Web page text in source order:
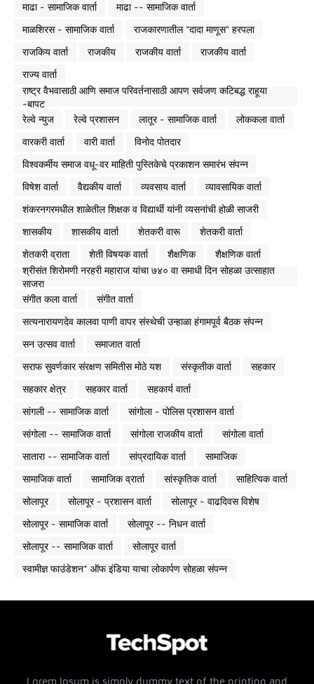
माढा - सामाजिक वार्ता
माढा -- सामाजिक वार्ता
माळशिरस - सामाजिक वार्ता
राजकारणातील "दादा माणूस" हरपला
राजकिय वार्ता
राजकीय राजकीय वार्ता
राजकीय वार्ता
राज्य वार्ता
राष्ट्र वैभवासाठी आणि समाज परिवर्तनासाठी आपण सर्वजण कटिबद्ध राहूया
-बापट
रेल्वे न्युज
रेल्वे प्रशासन लातूर - सामाजिक वार्ता
लोककला वार्ता
वारकरी वार्ता
वारी वार्ता
विनोद पोतदार
विश्वकर्मीय समाज वधू-वर माहिती पुस्तिकेचे प्रकाशन समारंभ संपन्न
विषेश वार्ता
वैद्यकीय वार्ता व्यवसाय वार्ता
व्यावसायिक वार्ता
शंकरनगरमधील शाळेतील शिक्षक व विद्यार्थी यांनी व्यसनांची होळी साजरी
शासकीय
शासकीय वार्ता शेतकरी वारू
शेतकरी वार्ता
शेतकरी व्राता
शेती विषयक वार्ता शैक्षणिक
शैक्षणिक वार्ता
श्रीसंत शिरोमणी नरहरी महाराज यांचा ७४० वा समाधी दिन सोहळा उत्साहात
साजरा
संगीत कला वार्ता
संगीत वार्ता
सत्यनारायणदेव कालवा पाणी वापर संस्थेची उन्हाळा हंगामपूर्व बैठक संपन्न
सन उत्सव वार्ता
समाजात वार्ता
सराफ सुवर्णकार संरक्षण समितीस मोठे यश
संस्कृतीक वार्ता
सहकार
सहकार क्षेत्र
सहकार वार्ता
सहकार्य वार्ता
सांगली -- सामाजिक वार्ता
सांगोला - पोलिस प्रशासन वार्ता
सांगोला -- सामाजिक वार्ता
सांगोला राजकीय वार्ता
सांगोला वार्ता
सातारा -- सामाजिक वार्ता
सांप्रदायिक वार्ता
सामाजिक
सामाजिक वार्ता
सामाजिक व्रार्ता सांस्कृतिक वार्ता
साहित्यिक वार्ता
सोलापूर
सोलापूर - प्रशासन वार्ता
सोलापूर - वाढदिवस विशेष
सोलापूर - सामाजिक वार्ता
सोलापूर -- निधन वार्ता
सोलापूर -- सामाजिक वार्ता
सोलापूर वार्ता
स्वामीज्ञ फाउंडेशन* ऑफ इंडिया याचा लोकार्पण सोहळा संपन्न
Lorem Ipsum is simply dummy text of the printing and